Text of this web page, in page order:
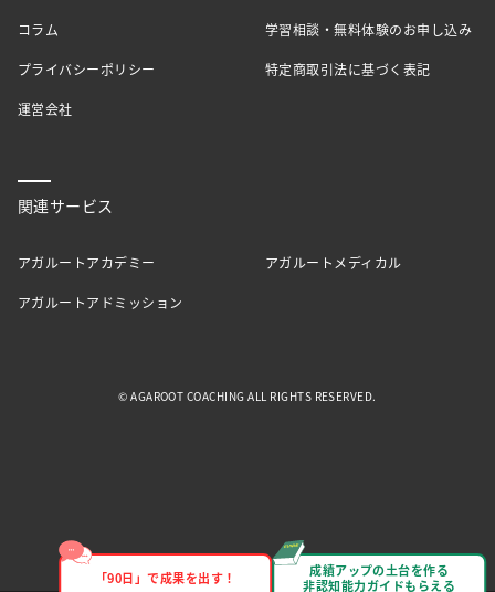
「90日」で成果を出す！
成績アップの土台を作る
非認知能力ガイドもらえる
コラム 学習相談・無料体験のお申し込み
プライバシーポリシー 特定商取引法に基づく表記
運営会社
関連サービス
アガルートアカデミー アガルートメディカル
アガルートアドミッション
© AGAROOT COACHING ALL RIGHTS RESERVED.